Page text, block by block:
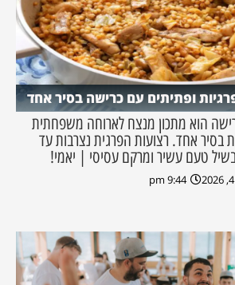
ופתיתים עם כרישה בסיר אחד
הוא מתכון מנצח לארוחה משפחתית
אחד. רצועות הפרגית נצרבות עד
טעם עשיר ומרקם עסיסי | יאמי!
9:44 pm